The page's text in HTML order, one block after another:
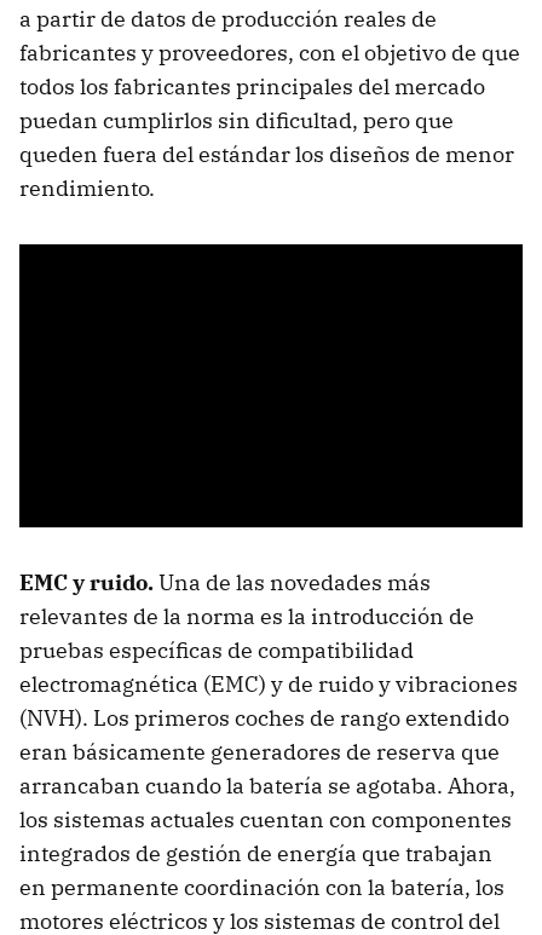
a partir de datos de producción reales de
fabricantes y proveedores, con el objetivo de que
todos los fabricantes principales del mercado
puedan cumplirlos sin dificultad, pero que
queden fuera del estándar los diseños de menor
rendimiento.
EMC y ruido.Una de las novedades más
relevantes de la norma es la introducción de
pruebas específicas de compatibilidad
electromagnética (EMC) y de ruido y vibraciones
(NVH). Los primeros coches de rango extendido
eran básicamente generadores de reserva que
arrancaban cuando la batería se agotaba. Ahora,
los sistemas actuales cuentan con componentes
integrados de gestión de energía que trabajan
en permanente coordinación con la batería, los
motores eléctricos y los sistemas de control del